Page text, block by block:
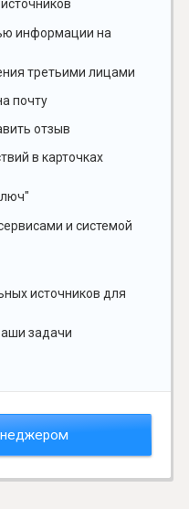
информации на
третьими лицами
почту
отзыв
в карточках
и системой
источников для
задачи